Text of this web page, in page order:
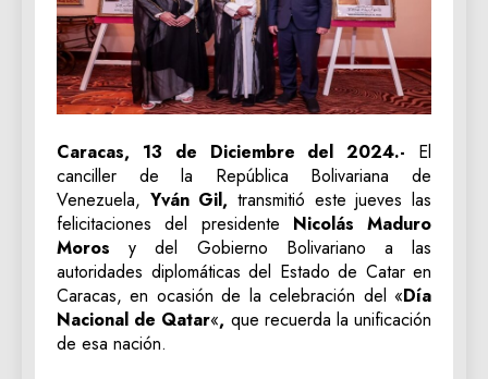
Caracas, 13 de Diciembre del 2024.- El
canciller de la República Bolivariana de
Venezuela, Yván Gil, transmitió este jueves las
felicitaciones del presidente Nicolás Maduro
Moros y del Gobierno Bolivariano a las
autoridades diplomáticas del Estado de Catar en
Caracas, en ocasión de la celebración del «Día
Nacional de Qatar«, que recuerda la unificación
de esa nación.